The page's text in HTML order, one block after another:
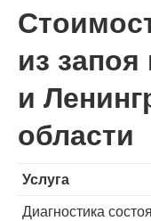
из
и
области
Услуга
Диагностика